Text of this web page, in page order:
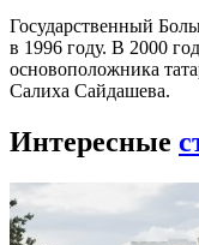
Государственный
в 1996 году. В 2000
основоположника
Салиха Сайдашева.
Интересные